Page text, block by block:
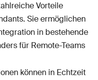
Vorteile
Sie ermöglichen
in bestehende
für Remote-Teams
können in Echtzeit